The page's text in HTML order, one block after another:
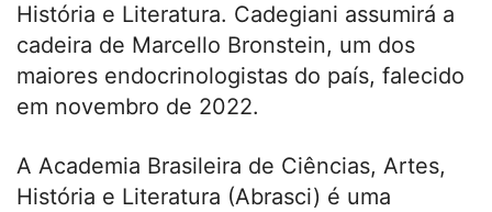
História e Literatura. Cadegiani assumirá a
cadeira de Marcello Bronstein, um dos
maiores endocrinologistas do país, falecido
em novembro de 2022.
A Academia Brasileira de Ciências, Artes,
História e Literatura (Abrasci) é uma